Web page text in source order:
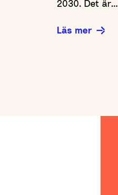
2030. Det är…
Läs mer